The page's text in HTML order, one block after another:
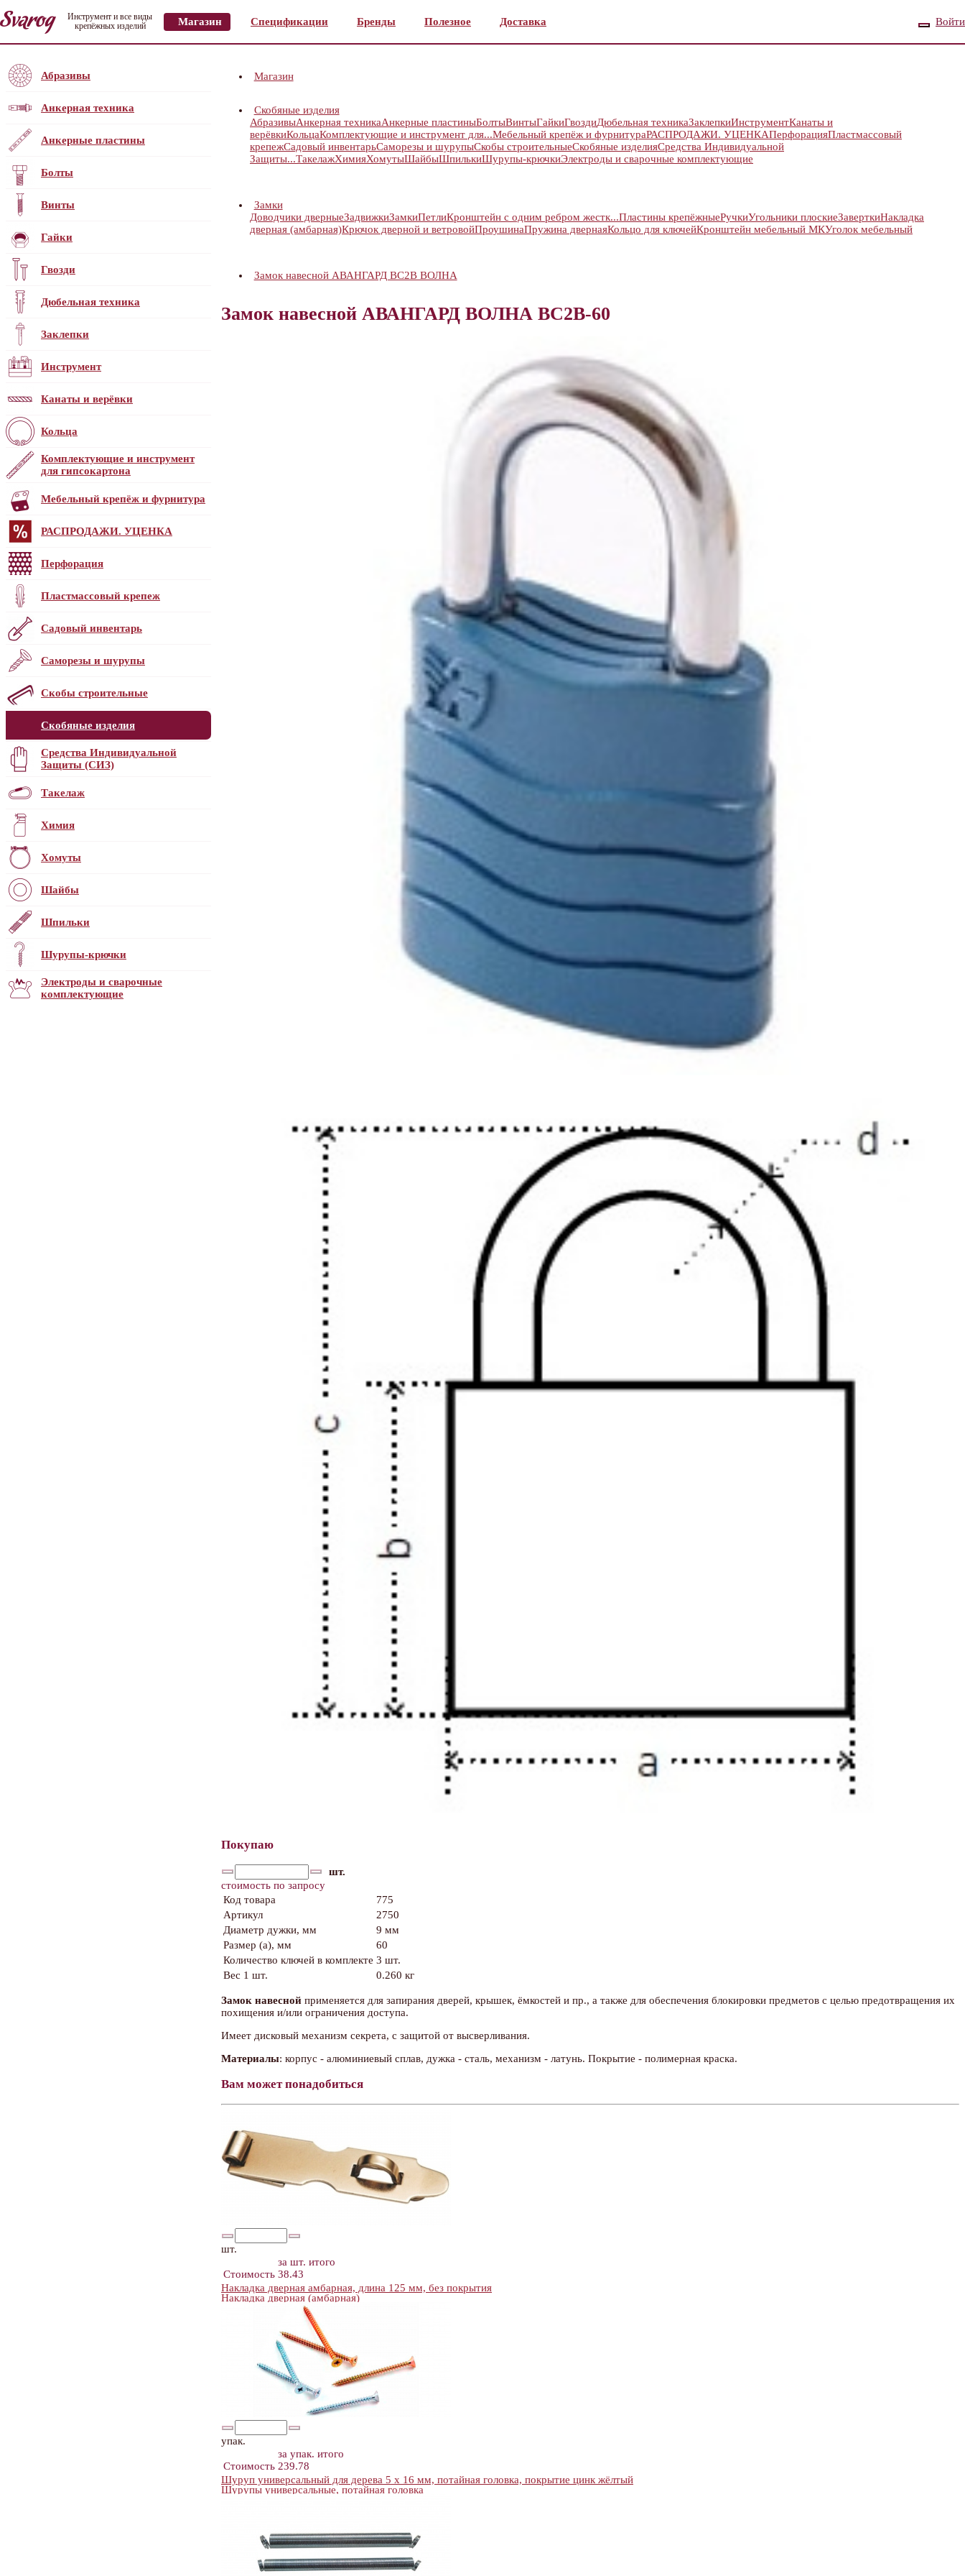
Инструмент и все виды
крепёжных изделий
Магазин Спецификации Бренды Полезное Доставка Войти
Абразивы
Анкерная техника
Анкерные пластины
Болты
Винты
Гайки
Гвозди
Дюбельная техника
Заклепки
Инструмент
Канаты и верёвки
Кольца
Комплектующие и инструмент
для гипсокартона
Мебельный крепёж и фурнитура
РАСПРОДАЖИ. УЦЕНКА
Перфорация
Пластмассовый крепеж
Садовый инвентарь
Саморезы и шурупы
Скобы строительные
Скобяные изделия
Средства Индивидуальной
Защиты (СИЗ)
Такелаж
Химия
Хомуты
Шайбы
Шпильки
Шурупы-крючки
Электроды и сварочные
комплектующие
Магазин
Скобяные изделия
АбразивыАнкерная техникаАнкерные пластиныБолтыВинтыГайкиГвоздиДюбельная техникаЗаклепкиИнструментКанаты и
верёвкиКольцаКомплектующие и инструмент для...Мебельный крепёж и фурнитураРАСПРОДАЖИ. УЦЕНКАПерфорацияПластмассовый
крепежСадовый инвентарьСаморезы и шурупыСкобы строительныеСкобяные изделияСредства Индивидуальной
Защиты...ТакелажХимияХомутыШайбыШпилькиШурупы-крючкиЭлектроды и сварочные комплектующие
Замки
Доводчики дверныеЗадвижкиЗамкиПетлиКронштейн с одним ребром жестк...Пластины крепёжныеРучкиУгольники плоскиеЗаверткиНакладка
дверная (амбарная)Крючок дверной и ветровойПроушинаПружина двернаяКольцо для ключейКронштейн мебельный МКУголок мебельный
Замок навесной АВАНГАРД ВС2В ВОЛНА
Замок навесной АВАНГАРД ВОЛНА ВС2В-60
Покупаю
шт.
стоимость по запросу
Код товара
775
Артикул
2750
Диаметр дужки, мм
9 мм
Размер (a), мм
60
Количество ключей в комплекте 3 шт.
Вес 1 шт.
0.260 кг
Замок навесной применяется для запирания дверей, крышек, ёмкостей и пр., а также для обеспечения блокировки предметов с целью предотвращения их
похищения и/или ограничения доступа.
Имеет дисковый механизм секрета, с защитой от высверливания.
Материалы: корпус - алюминиевый сплав, дужка - сталь, механизм - латунь. Покрытие - полимерная краска.
Вам может понадобиться
шт.
за шт. итого
Стоимость 38.43
Накладка дверная амбарная, длина 125 мм, без покрытия
Накладка дверная (амбарная)
упак.
за упак. итого
Стоимость 239.78
Шуруп универсальный для дерева 5 х 16 мм, потайная головка, покрытие цинк жёлтый
Шурупы универсальные, потайная головка